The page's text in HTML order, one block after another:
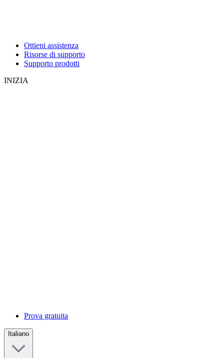
Ottieni assistenza
Risorse di supporto
Supporto prodotti
INIZIA
Prova gratuita
Italiano